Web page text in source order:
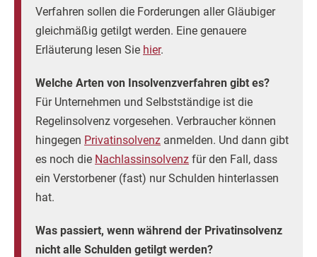
Verfahren sollen die Forderungen aller Gläubiger
gleichmäßig getilgt werden. Eine genauere
Erläuterung lesen Sie hier.
Welche Arten von Insolvenzverfahren gibt es?
Für Unternehmen und Selbstständige ist die
Regelinsolvenz vorgesehen. Verbraucher können
hingegen Privatinsolvenz anmelden. Und dann gibt
es noch die Nachlassinsolvenz für den Fall, dass
ein Verstorbener (fast) nur Schulden hinterlassen
hat.
Was passiert, wenn während der Privatinsolvenz
nicht alle Schulden getilgt werden?